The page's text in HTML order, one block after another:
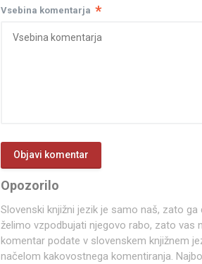
Vsebina komentarja *
Opozorilo
Slovenski knjižni jezik je samo naš, zato
želimo vzpodbujati njegovo rabo, zato vas
komentar podate v slovenskem knjižnem
načelom kakovostnega komentiranja.